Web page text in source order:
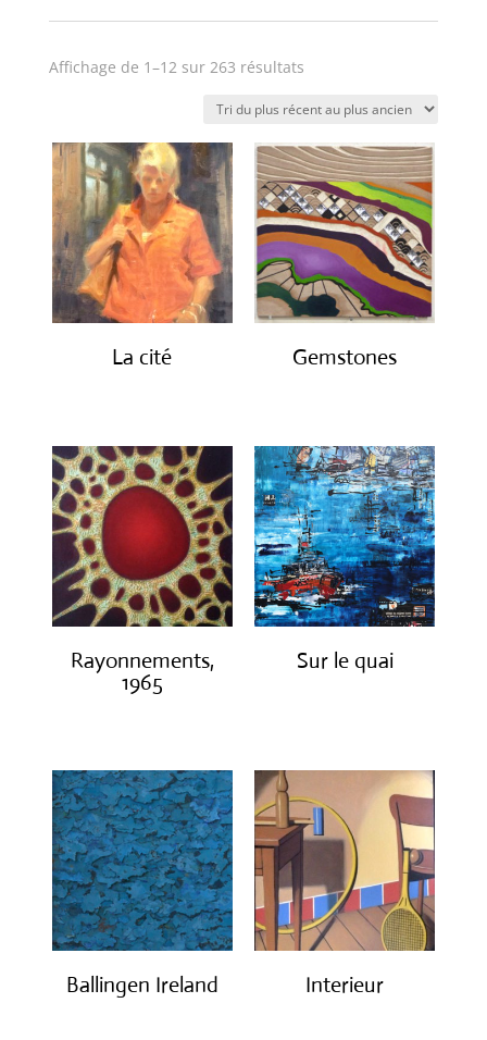
Affichage de 1–12 sur 263 résultatsTrié
plus
récent
au
plus
ancien
La cité Gemstones
Rayonnements,
1965
Sur le quai
Ballingen Ireland Interieur